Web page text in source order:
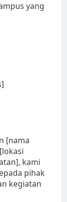
yang
[nama
kami
pihak
kegiatan